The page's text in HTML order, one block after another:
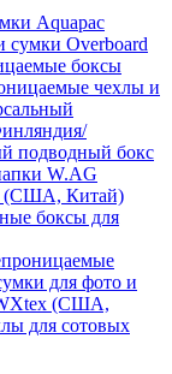
Aquapac
сумки Overboard
боксы
чехлы и
подводный бокс
W.AG
(США, Китай)
боксы для
для фото и
WXtex (США,
для сотовых